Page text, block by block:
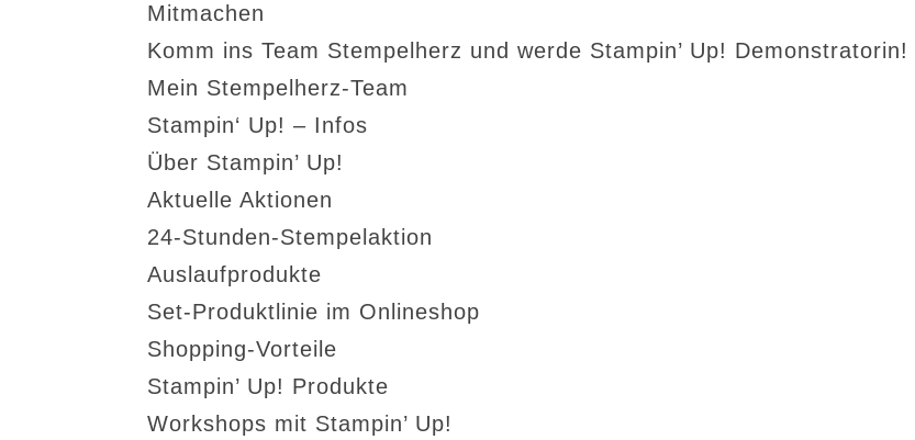
Mitmachen
Komm ins Team Stempelherz und werde Stampin’ Up! Demonstratorin!
Mein Stempelherz-Team
Stampin‘ Up! – Infos
Über Stampin’ Up!
Aktuelle Aktionen
24-Stunden-Stempelaktion
Auslaufprodukte
Set-Produktlinie im Onlineshop
Shopping-Vorteile
Stampin’ Up! Produkte
Workshops mit Stampin’ Up!